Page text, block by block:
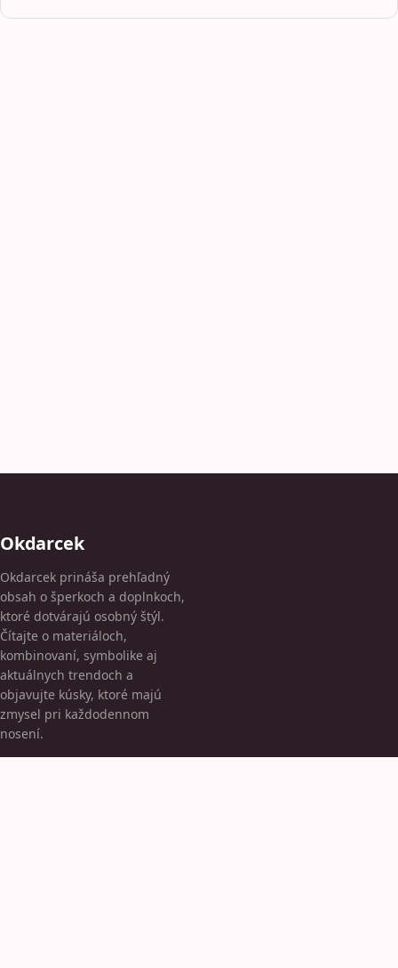
Okdarcek
Okdarcek prináša prehľadný
obsah o šperkoch a doplnkoch,
ktoré dotvárajú osobný štýl.
Čítajte o materiáloch,
kombinovaní, symbolike aj
aktuálnych trendoch a
objavujte kúsky, ktoré majú
zmysel pri každodennom
nosení.